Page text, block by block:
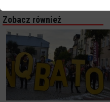
Zobacz również